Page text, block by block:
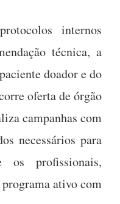
internos
técnica, a
doador e do
oferta de órgão
campanhas com
necessários para
profissionais,
ativo com